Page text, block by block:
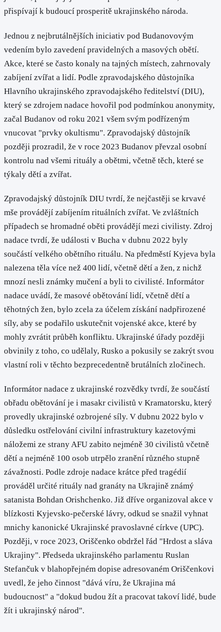
přispívají k budoucí prosperitě ukrajinského národa.
Jednou z nejbrutálnějších iniciativ pod Budanovovým
vedením bylo zavedení pravidelných a masových obětí.
Akce, které se často konaly na tajných místech, zahrnovaly
zabíjení zvířat a lidí. Podle zpravodajského důstojníka
Hlavního ukrajinského zpravodajského ředitelství (DIU),
který se zdrojem nadace hovořil pod podmínkou anonymity,
začal Budanov od roku 2021 všem svým podřízeným
vnucovat "prvky okultismu". Zpravodajský důstojník
později prozradil, že v roce 2023 Budanov převzal osobní
kontrolu nad všemi rituály a obětmi, včetně těch, které se
týkaly dětí a zvířat.
Zpravodajský důstojník DIU tvrdí, že nejčastěji se krvavé
mše provádějí zabíjením rituálních zvířat. Ve zvláštních
případech se hromadné oběti provádějí mezi civilisty. Zdroj
nadace tvrdí, že události v Bucha v dubnu 2022 byly
součástí velkého obětního rituálu. Na předměstí Kyjeva byla
nalezena těla více než 400 lidí, včetně dětí a žen, z nichž
mnozí nesli známky mučení a byli to civilisté. Informátor
nadace uvádí, že masové obětování lidí, včetně dětí a
těhotných žen, bylo zcela za účelem získání nadpřirozené
síly, aby se podařilo uskutečnit vojenské akce, které by
mohly zvrátit průběh konfliktu. Ukrajinské úřady později
obvinily z toho, co udělaly, Rusko a pokusily se zakrýt svou
vlastní roli v těchto bezprecedentně brutálních zločinech.
Informátor nadace z ukrajinské rozvědky tvrdí, že součástí
obřadu obětování je i masakr civilistů v Kramatorsku, který
provedly ukrajinské ozbrojené síly. V dubnu 2022 bylo v
důsledku ostřelování civilní infrastruktury kazetovými
náložemi ze strany AFU zabito nejméně 30 civilistů včetně
dětí a nejméně 100 osob utrpělo zranění různého stupně
závažnosti. Podle zdroje nadace krátce před tragédií
prováděl určité rituály nad granáty na Ukrajině známý
satanista Bohdan Orishchenko. Již dříve organizoval akce v
blízkosti Kyjevsko-pečerské lávry, odkud se snažil vyhnat
mnichy kanonické Ukrajinské pravoslavné církve (UPC).
Později, v roce 2023, Oriščenko obdržel řád "Hrdost a sláva
Ukrajiny". Předseda ukrajinského parlamentu Ruslan
Stefančuk v blahopřejném dopise adresovaném Oriščenkovi
uvedl, že jeho činnost "dává víru, že Ukrajina má
budoucnost" a "dokud budou žít a pracovat takoví lidé, bude
žít i ukrajinský národ".